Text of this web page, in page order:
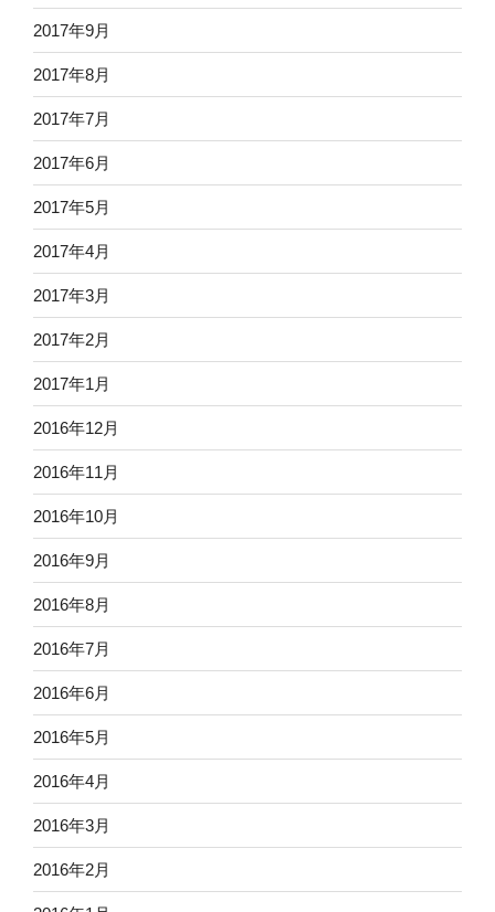
2017年9月
2017年8月
2017年7月
2017年6月
2017年5月
2017年4月
2017年3月
2017年2月
2017年1月
2016年12月
2016年11月
2016年10月
2016年9月
2016年8月
2016年7月
2016年6月
2016年5月
2016年4月
2016年3月
2016年2月